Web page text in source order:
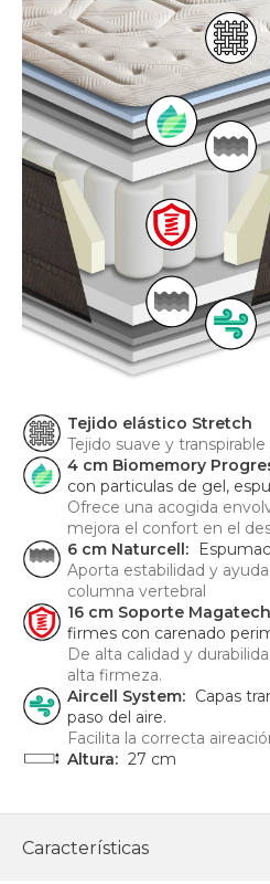
Tejido elástico Stretch
Tejido suave y
4 cm Biomemory
con particulas de gel,
Ofrece una acogida
mejora el confort en el
6 cm Naturcell:
Aporta estabilidad y
columna vertebral
16 cm Soporte
firmes con carenado
De alta calidad y
alta firmeza.
Aircell System: Capas
paso del aire.
Facilita la correcta
Altura: 27 cm
Características